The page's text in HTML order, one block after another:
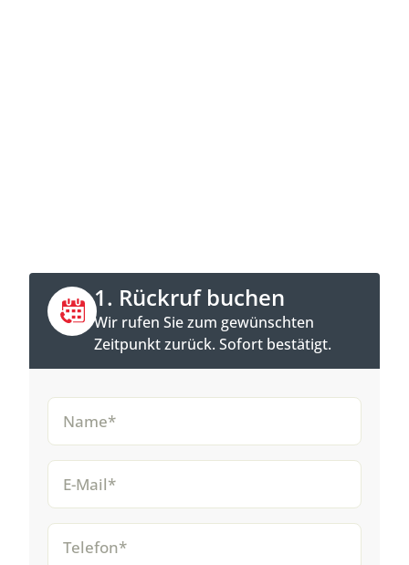
1. Rückruf buchen
Wir rufen Sie zum gewünschten
Zeitpunkt zurück. Sofort bestätigt.